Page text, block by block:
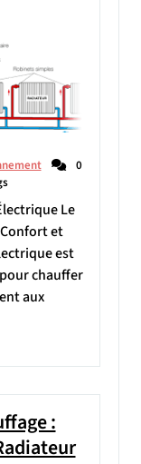
0
Le
et
est
chauffer
aux
: